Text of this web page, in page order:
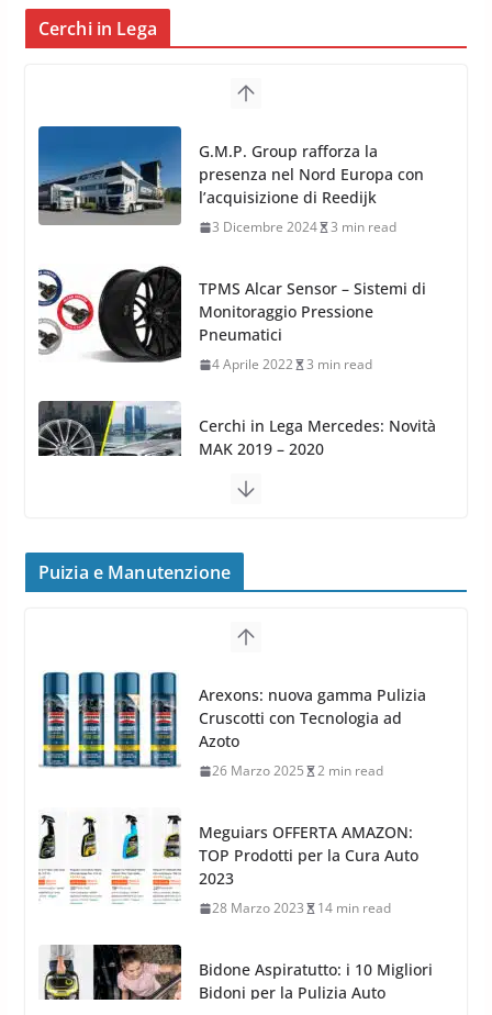
Cerchi in Lega
TPMS Alcar Sensor – Sistemi di
Monitoraggio Pressione
Pneumatici
4 Aprile 2022 3 min read
Cerchi in Lega Mercedes: Novità
MAK 2019 – 2020
16 Settembre 2019
MAK FIVESTAR (2019)
24 Luglio 2019 1 min read
8 Aprile 2026 7 min read
l’acquisizione di Reedijk
3 Dicembre 2024 3 min read
Puizia e Manutenzione
Meguiars OFFERTA AMAZON:
TOP Prodotti per la Cura Auto
2023
28 Marzo 2023 14 min read
Bidone Aspiratutto: i 10 Migliori
Bidoni per la Pulizia Auto
6 Maggio 2022
Gun per la tua Idropulitrice?
5 Maggio 2022 2 min read